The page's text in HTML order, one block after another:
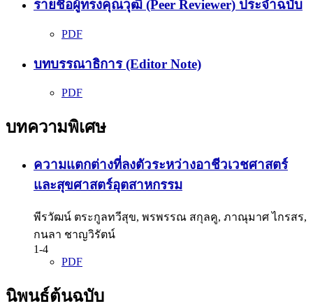
รายชื่อผู้ทรงคุณวุฒิ (Peer Reviewer) ประจำฉบับ
PDF
บทบรรณาธิการ (Editor Note)
PDF
บทความพิเศษ
ความแตกต่างที่ลงตัวระหว่างอาชีวเวชศาสตร์
และสุขศาสตร์อุตสาหกรรม
พีรวัฒน์ ตระกูลทวีสุข, พรพรรณ สกุลคู, ภาณุมาศ ไกรสร,
กนลา ชาญวิรัตน์
1-4
PDF
นิพนธ์ต้นฉบับ